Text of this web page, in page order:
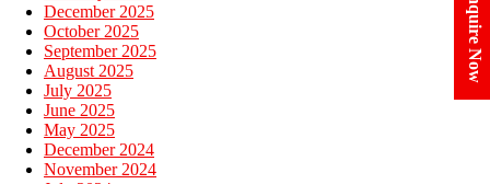
December 2025
October 2025
September 2025
August 2025
July 2025
June 2025
May 2025
December 2024
November 2024
Enquire Now